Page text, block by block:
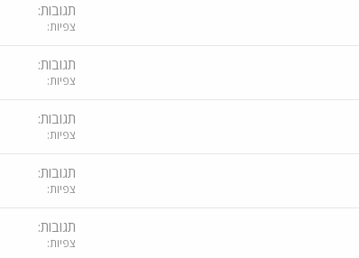
תגובות
צפיות
תגובות
צפיות
תגובות
צפיות
תגובות
צפיות
תגובות
צפיות